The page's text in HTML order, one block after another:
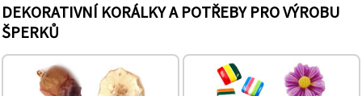
cookies a
podobné
technologie,
správné
fungování
DEKORATIVNÍ KORÁLKY A POTŘEBY PRO VÝROBU
ŠPERKŮ